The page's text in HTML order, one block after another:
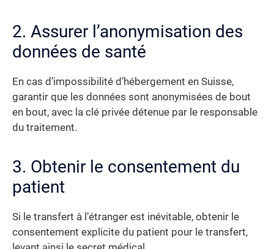
2. Assurer l’anonymisation des
données de santé
En cas d’impossibilité d’hébergement en Suisse,
garantir que les données sont anonymisées de bout
en bout, avec la clé privée détenue par le responsable
du traitement.
3. Obtenir le consentement du
patient
Si le transfert à l’étranger est inévitable, obtenir le
consentement explicite du patient pour le transfert,